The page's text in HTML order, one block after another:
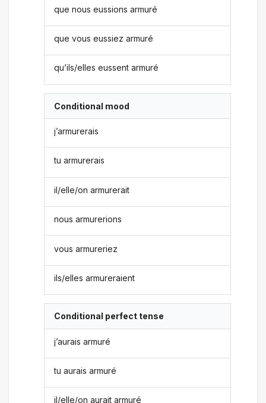
que nous eussions armuré
que vous eussiez armuré
qu’ils/elles eussent armuré
Conditional mood
j’armurerais
tu armurerais
il/elle/on armurerait
nous armurerions
vous armureriez
ils/elles armureraient
Conditional perfect tense
j’aurais armuré
tu aurais armuré
il/elle/on aurait armuré